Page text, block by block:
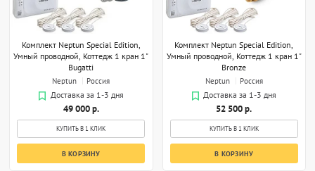
Комплект Neptun Special Edition,
Умный проводной, Коттедж 1 кран 1"
Bugatti
Neptun
Россия
Доставка за 1-3 дня
49 000 р.
КУПИТЬ В 1 КЛИК
В КОРЗИНУ
Комплект Neptun Special Edition,
Умный проводной, Коттедж 1 кран 1"
Bronze
Neptun
Россия
Доставка за 1-3 дня
52 500 р.
КУПИТЬ В 1 КЛИК
В КОРЗИНУ